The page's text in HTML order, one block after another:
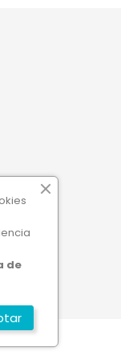
con nosotros
de